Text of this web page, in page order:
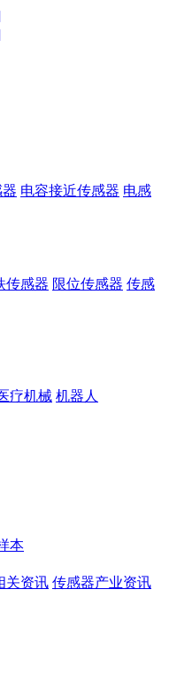
电容接近传感器 电感
传感器 限位传感器 传感
疗机械 机器人
本
关资讯 传感器产业资讯